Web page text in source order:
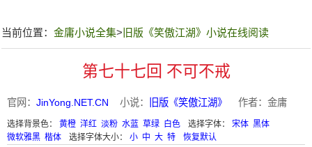
当前位置： 金庸小说全集> 旧版《笑傲江湖》小说在线阅读
第七十七回 不可不戒
官网： JinYong.NET.CN 小说： 旧版《笑傲江湖》 作者：金庸
选择背景色： 黄橙 洋红 淡粉 水蓝 草绿 白色 选择字体： 宋体 黑体
微软雅黑 楷体 选择字体大小： 小 中 大 特 恢复默认